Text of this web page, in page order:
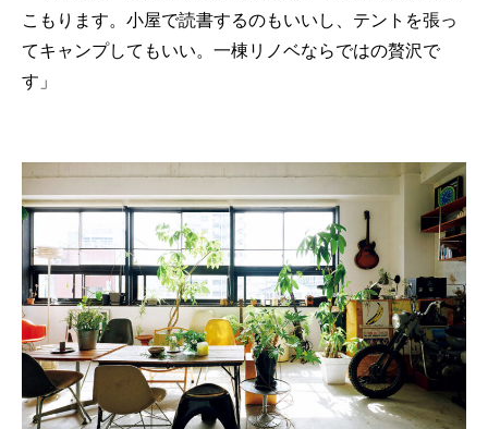
こもります。小屋で読書するのもいいし、テントを張っ
てキャンプしてもいい。一棟リノベならではの贅沢で
す」